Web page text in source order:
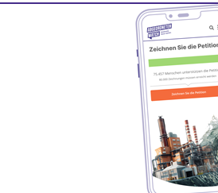
in der Politik, mehr
Handstreichartig
umstrittenen